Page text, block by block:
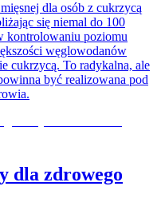
dla osób z cukrzycą
się niemal do 100
kontrolowaniu poziomu
węglowodanów
cukrzycą. To radykalna, ale
być realizowana pod
dla zdrowego